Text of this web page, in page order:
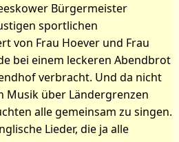
Bürgermeister
sportlichen
von Frau Hoever und Frau
bei einem leckeren Abendbrot
verbracht. Und da nicht
Musik über Ländergrenzen
alle gemeinsam zu singen.
Lieder, die ja alle